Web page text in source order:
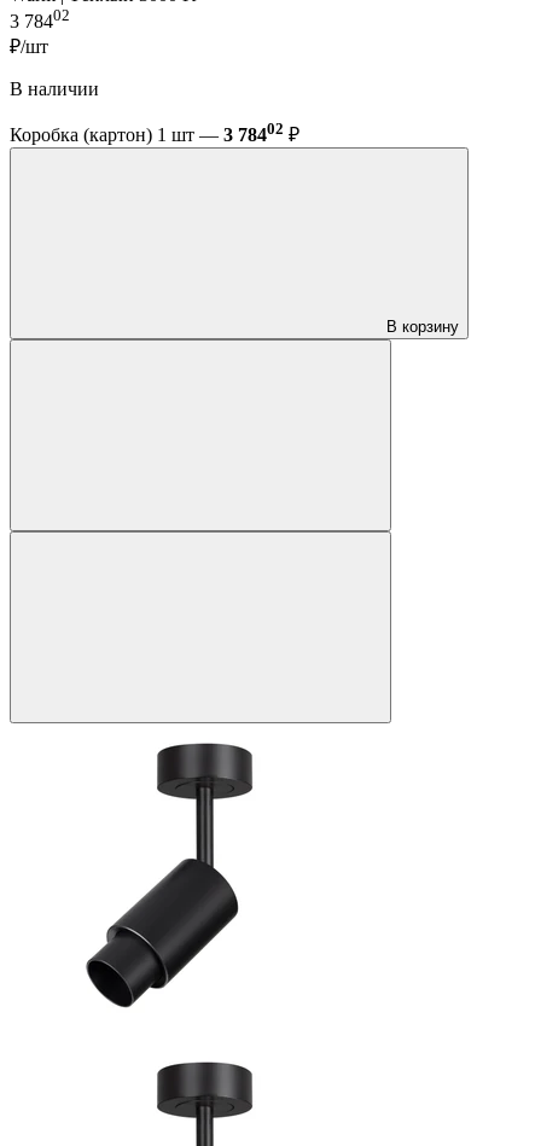
3 78402
₽/шт
В наличии
Коробка (картон) 1 шт — 3 78402 ₽
В корзину